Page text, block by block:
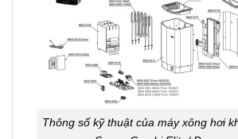
Thông số kỹ thuật của máy xông hơi